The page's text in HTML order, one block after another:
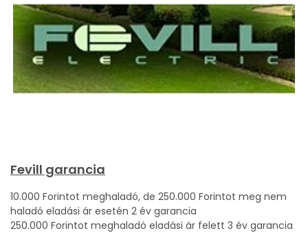
Fevill garancia
10.000 Forintot meghaladó, de 250.000 Forintot meg nem
haladó eladási ár esetén 2 év garancia
250.000 Forintot meghaladó eladási ár felett 3 év garancia